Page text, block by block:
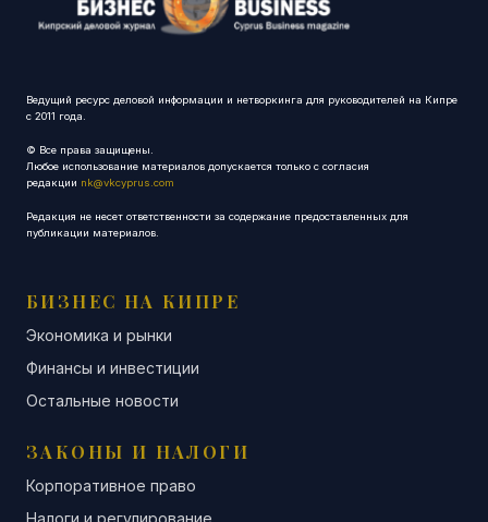
Ведущий ресурс деловой информации и нетворкинга для руководителей на Кипре
с 2011 года.
© Все права защищены.
Любое использование материалов допускается только с согласия
редакции nk@vkcyprus.com
Редакция не несет ответственности за содержание предоставленных для
публикации материалов.
БИЗНЕС НА КИПРЕ
Экономика и рынки
Финансы и инвестиции
Остальные новости
ЗАКОНЫ И НАЛОГИ
Корпоративное право